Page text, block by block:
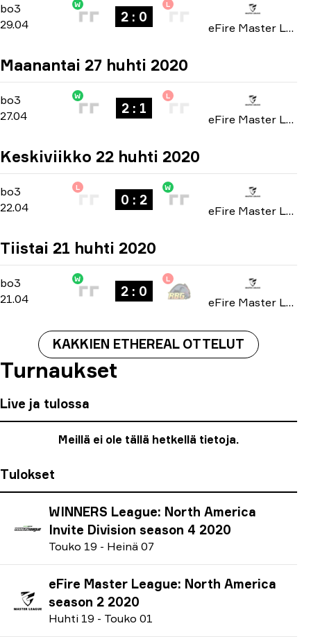
bo3 -bo3
29.04
W
2 : 0
L
eFire Master League: North America season 2 2020
Maanantai 27 huhti 2020
bo3 -bo3
27.04
W
2 : 1
L
eFire Master League: North America season 2 2020
Keskiviikko 22 huhti 2020
bo3 -bo3
22.04
L
0 : 2
W
eFire Master League: North America season 2 2020
Tiistai 21 huhti 2020
bo3 -bo3
21.04
W
2 : 0
L
eFire Master League: North America season 2 2020
KAKKIEN ETHEREAL OTTELUT
Turnaukset
Live ja tulossa
Meillä ei ole tällä hetkellä tietoja.
Tulokset
WINNERS League: North America
Invite Division season 4 2020
Touko 19 - Heinä 07
eFire Master League: North America
season 2 2020
Huhti 19 - Touko 01